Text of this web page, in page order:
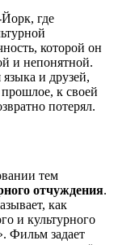
где
которой он
и непонятной.
и друзей,
к своей
потерял.
тем
отчуждения.
как
и культурного
Фильм задает